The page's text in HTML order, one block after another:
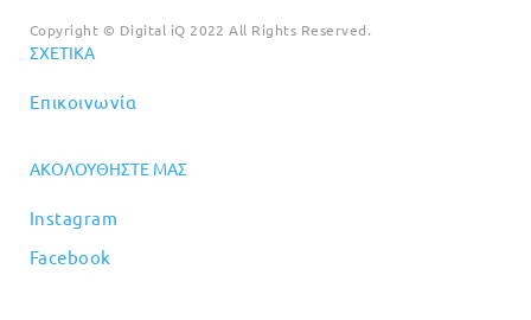
Copyright © Digital iQ 2022 All Rights Reserved.
ΣΧΕΤΙΚΆ
Επικοινωνία
ΑΚΟΛΟΥΘΉΣΤΕ ΜΑΣ
Instagram
Facebook